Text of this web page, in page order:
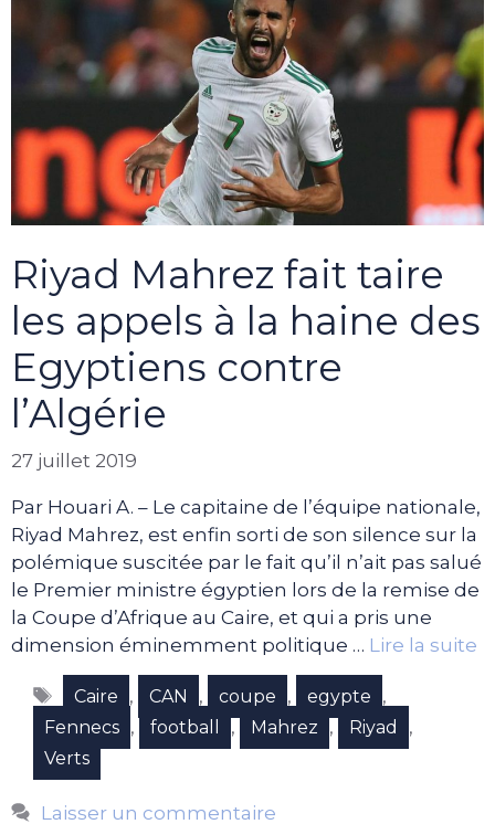
Riyad Mahrez fait taire
les appels à la haine des
Egyptiens contre
l’Algérie
27 juillet 2019
Par Houari A. – Le capitaine de l’équipe nationale,
Riyad Mahrez, est enfin sorti de son silence sur la
polémique suscitée par le fait qu’il n’ait pas salué
le Premier ministre égyptien lors de la remise de
la Coupe d’Afrique au Caire, et qui a pris une
dimension éminemment politique … Lire la suite
Étiquettes
Caire , CAN , coupe , egypte ,
Fennecs , football , Mahrez , Riyad ,
Verts
Laisser un commentaire